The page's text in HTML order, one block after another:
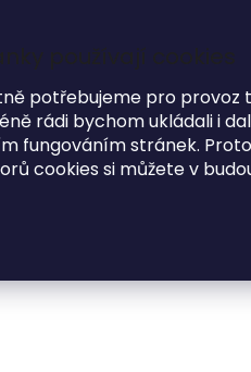
používají cookies
potřebujeme pro provoz
rádi bychom ukládali i
fungováním stránek.
cookies si můžete v